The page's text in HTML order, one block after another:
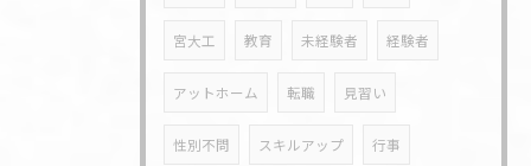
宮大工 教育 未経験者 経験者
アットホーム 転職 見習い
性別不問 スキルアップ 行事